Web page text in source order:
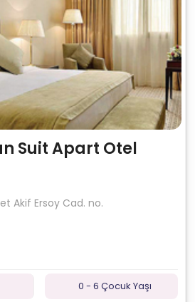
Suit Apart Otel
Akif Ersoy Cad. no.
0 - 6 Çocuk Yaşı